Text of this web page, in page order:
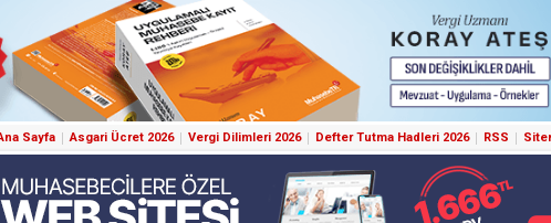
Sayfa Asgari Ücret 2026 Vergi Dilimleri 2026 Defter Tutma Hadleri 2026 RSS